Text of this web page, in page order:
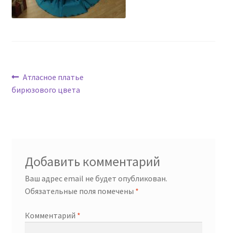
Навигация
по
Предыдущая
запись:
Атласное платье
бирюзового цвета
Добавить комментарий
Ваш адрес email не будет опубликован.
Обязательные поля помечены *
Комментарий *